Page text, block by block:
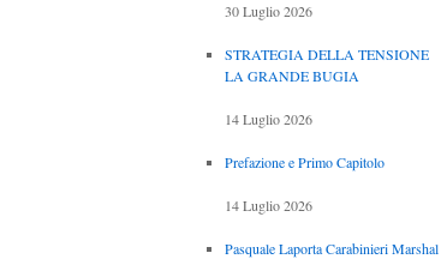
30 Luglio 2026
STRATEGIA DELLA TENSIONE
LA GRANDE BUGIA
14 Luglio 2026
Prefazione e Primo Capitolo
14 Luglio 2026
Pasquale Laporta Carabinieri Marshal